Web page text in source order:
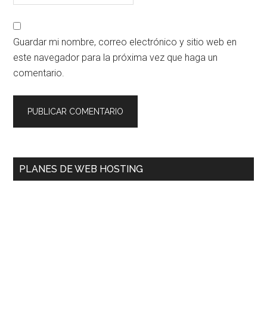
Guardar mi nombre, correo electrónico y sitio web en
este navegador para la próxima vez que haga un
comentario.
Primary
PLANES DE WEB HOSTING